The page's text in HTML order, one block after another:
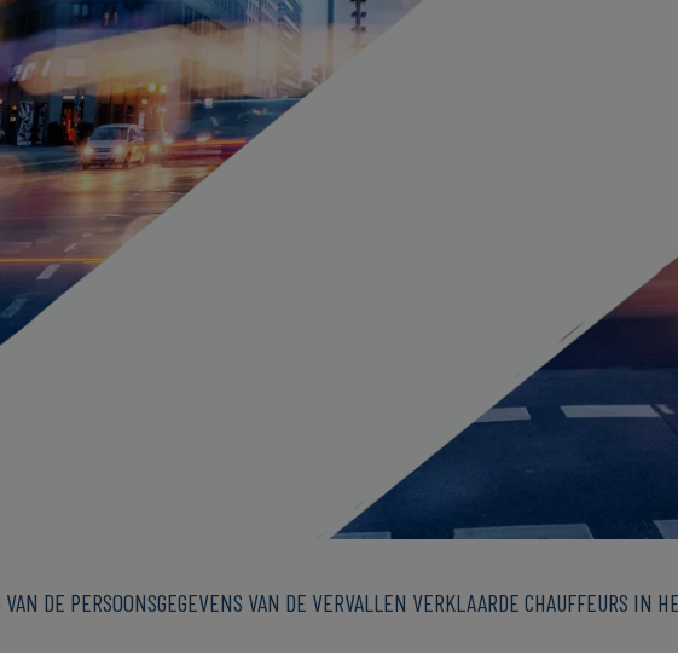
DE PERSOONSGEGEVENS VAN DE VERVALLEN VERKLAARDE CHAUFFEURS IN